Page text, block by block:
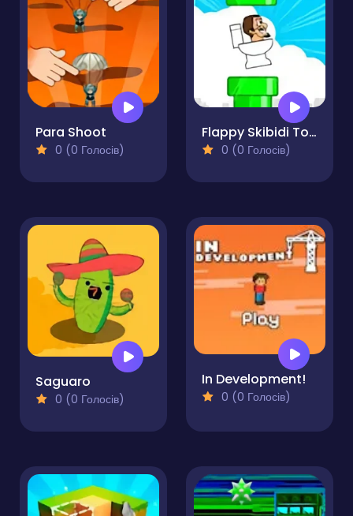
Para Shoot
0 (0 Голосів)
Flappy Skibidi Toilet
0 (0 Голосів)
Saguaro
0 (0 Голосів)
In Development!
0 (0 Голосів)